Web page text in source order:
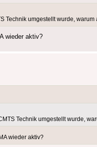
Technik umgestellt wurde, warum
wieder aktiv?
Technik umgestellt wurde,
wieder aktiv?